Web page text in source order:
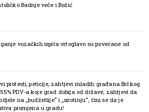
Badnje veče i Božić
vozačkih ispita vrtoglavo su povećane od
protesti, peticije, zahtjevi mladih građana Brčkog
PDV-a koje grad dobija od države, zahtjevi da
na „budžetlije“ i „sirotinju“, čini se da je
promjena u gradu!